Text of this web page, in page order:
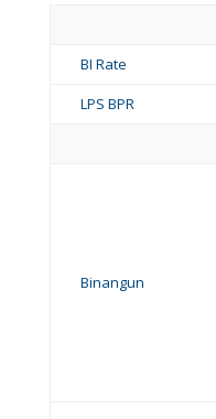
BI Rate
LPS BPR
Binangun